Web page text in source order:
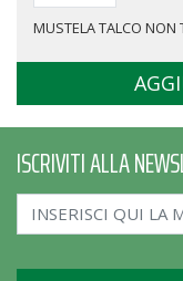
MUSTELA TALCO NON
ISCRIVITI ALLA